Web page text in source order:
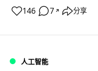
146 7 ↗ 分享
人工智能